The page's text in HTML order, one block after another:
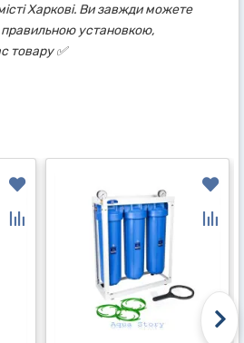
Харкові. Ви завжди можете
правильною установкою,
товару ✅